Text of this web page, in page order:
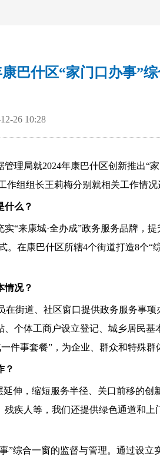
康巴什区“家门口办事”
26 10:28
局就2024年康巴什区创新推出“
组组长王莉梅分别就相关工作情况
么？
“来康城·全办成”政务服务品牌，
在康巴什区所辖4个街道打造8个
况？
街道、社区窗口提供政务服务事项
个体工商户设立登记、城乡居民
件事套餐”，为企业、群众和特殊群
？
，缩短服务半径、关口前移的创
疾人等，我们还提供绿色通道和
合一窗的监督与管理。通过设立